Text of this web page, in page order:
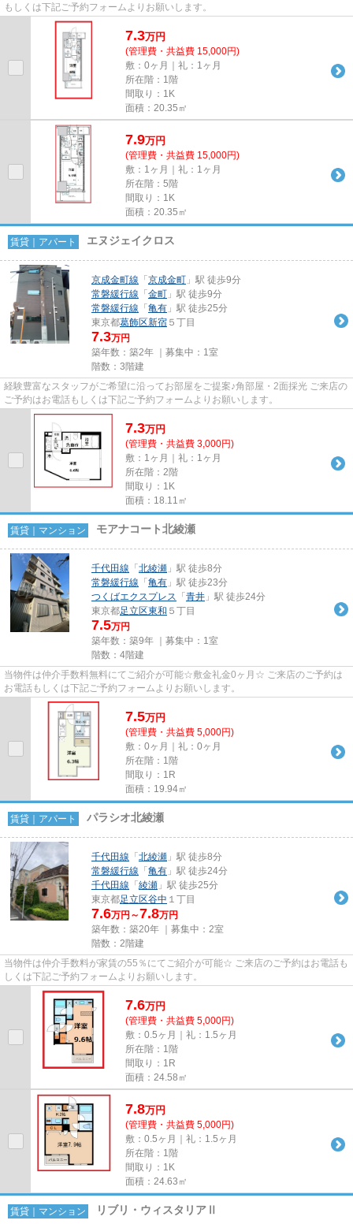
もしくは下記ご予約フォームよりお願いします。
7.3万円
(管理費・共益費 15,000円)
敷：0ヶ月｜礼：1ヶ月
所在階：1階
間取り：1K
面積：20.35㎡
7.9万円
(管理費・共益費 15,000円)
敷：1ヶ月｜礼：1ヶ月
所在階：5階
間取り：1K
面積：20.35㎡
賃貸｜アパート エヌジェイクロス
京成金町線 「 京成金町 」駅 徒歩9分
常磐緩行線 「 金町 」駅 徒歩9分
常磐緩行線 「 亀有 」駅 徒歩25分
東京都葛飾区新宿 ５丁目
7.3万円
築年数：築2年 ｜募集中： 1室
階数：3階建
経験豊富なスタッフがご希望に沿ってお部屋をご提案♪角部屋・2面採光 ご来店の
ご予約はお電話もしくは下記ご予約フォームよりお願いします。
7.3万円
(管理費・共益費 3,000円)
敷：1ヶ月｜礼：1ヶ月
所在階：2階
間取り：1K
面積：18.11㎡
賃貸｜マンション モアナコート北綾瀬
千代田線 「 北綾瀬 」駅 徒歩8分
常磐緩行線 「 亀有 」駅 徒歩23分
つくばエクスプレス 「 青井 」駅 徒歩24分
東京都足立区東和 ５丁目
7.5万円
築年数：築9年 ｜募集中： 1室
階数：4階建
当物件は仲介手数料無料にてご紹介が可能☆敷金礼金0ヶ月☆ ご来店のご予約は
お電話もしくは下記ご予約フォームよりお願いします。
7.5万円
(管理費・共益費 5,000円)
敷：0ヶ月｜礼：0ヶ月
所在階：1階
間取り：1R
面積：19.94㎡
賃貸｜アパート パラシオ北綾瀬
千代田線 「 北綾瀬 」駅 徒歩8分
常磐緩行線 「 亀有 」駅 徒歩24分
千代田線 「 綾瀬 」駅 徒歩25分
東京都足立区谷中 １丁目
7.6万円～7.8万円
築年数：築20年 ｜募集中： 2室
階数：2階建
当物件は仲介手数料が家賃の55％にてご紹介が可能☆ ご来店のご予約はお電話も
しくは下記ご予約フォームよりお願いします。
7.6万円
(管理費・共益費 5,000円)
敷：0.5ヶ月｜礼：1.5ヶ月
所在階：1階
間取り：1R
面積：24.58㎡
7.8万円
(管理費・共益費 5,000円)
敷：0.5ヶ月｜礼：1.5ヶ月
所在階：1階
間取り：1K
面積：24.63㎡
賃貸｜マンション リブリ・ウィスタリアⅡ